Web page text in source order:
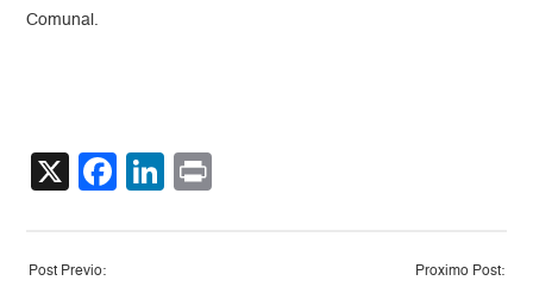
Comunal.
X Facebook
LinkedIn
Post Previo: Proximo Post: